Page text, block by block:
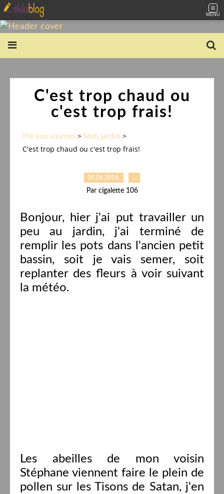
MENU
C'est trop chaud ou
c'est trop frais!
Pré aux sources > Mon jardin >
C'est trop chaud ou c'est trop frais!
04.06.2026 …
Par cigalette 106
Bonjour, hier j'ai put travailler un
peu au jardin, j'ai terminé de
remplir les pots dans l'ancien petit
bassin, soit je vais semer, soit
replanter des fleurs à voir suivant
la météo.
Les abeilles de mon voisin
Stéphane viennent faire le plein de
pollen sur les Tisons de Satan, j'en